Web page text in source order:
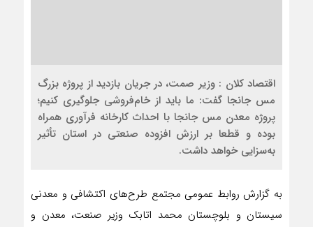
اقتصاد کلان : وزیر صمت، در جریان بازدید از پروژه بزرگ
مس جانجا گفت: ما باید از خام‌فروشی جلوگیری کنیم؛
پروژه معدن مس جانجا با احداث کارخانه فرآوری همراه
بوده و قطعا بر ارزش افزوده صنعتی در استان تأثیر
به‌سزایی خواهد داشت.
به گزارش روابط عمومی مجتمع طرح‌های اکتشافی و معدنی
سیستان و بلوچستان محمد اتابک وزیر صنعت، معدن و